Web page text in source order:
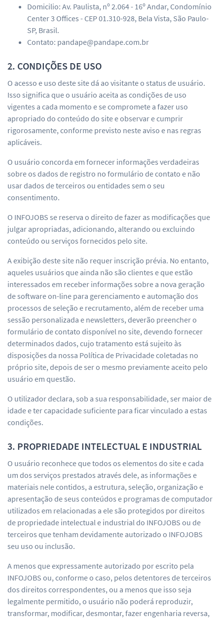
Domicilio: Av. Paulista, nº 2.064 - 16º Andar, Condomínio
Center 3 Offices - CEP 01.310-928, Bela Vista, São Paulo-
SP, Brasil.
Contato: pandape@pandape.com.br
2. CONDIÇÕES DE USO
O acesso e uso deste site dá ao visitante o status de usuário.
Isso significa que o usuário aceita as condições de uso
vigentes a cada momento e se compromete a fazer uso
apropriado do conteúdo do site e observar e cumprir
rigorosamente, conforme previsto neste aviso e nas regras
aplicáveis.
O usuário concorda em fornecer informações verdadeiras
sobre os dados de registro no formulário de contato e não
usar dados de terceiros ou entidades sem o seu
consentimento.
O INFOJOBS se reserva o direito de fazer as modificações que
julgar apropriadas, adicionando, alterando ou excluindo
conteúdo ou serviços fornecidos pelo site.
A exibição deste site não requer inscrição prévia. No entanto,
aqueles usuários que ainda não são clientes e que estão
interessados em receber informações sobre a nova geração
de software on-line para gerenciamento e automação dos
processos de seleção e recrutamento, além de receber uma
sessão personalizada e newsletters, deverão preencher o
formulário de contato disponível no site, devendo fornecer
determinados dados, cujo tratamento está sujeito às
disposições da nossa Política de Privacidade coletadas no
próprio site, depois de ser o mesmo previamente aceito pelo
usuário em questão.
O utilizador declara, sob a sua responsabilidade, ser maior de
idade e ter capacidade suficiente para ficar vinculado a estas
condições.
3. PROPRIEDADE INTELECTUAL E INDUSTRIAL
O usuário reconhece que todos os elementos do site e cada
um dos serviços prestados através dele, as informações e
materiais nele contidos, a estrutura, seleção, organização e
apresentação de seus conteúdos e programas de computador
utilizados em relacionadas a ele são protegidos por direitos
de propriedade intelectual e industrial do INFOJOBS ou de
terceiros que tenham devidamente autorizado o INFOJOBS
seu uso ou inclusão.
A menos que expressamente autorizado por escrito pela
INFOJOBS ou, conforme o caso, pelos detentores de terceiros
dos direitos correspondentes, ou a menos que isso seja
legalmente permitido, o usuário não poderá reproduzir,
transformar, modificar, desmontar, fazer engenharia reversa,